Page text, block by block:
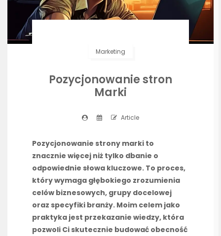
Marketing
Pozycjonowanie stron
Marki
Article
Pozycjonowanie strony marki to
znacznie więcej niż tylko dbanie o
odpowiednie słowa kluczowe. To proces,
który wymaga głębokiego zrozumienia
celów biznesowych, grupy docelowej
oraz specyfiki branży. Moim celem jako
praktyka jest przekazanie wiedzy, która
pozwoli Ci skutecznie budować obecność